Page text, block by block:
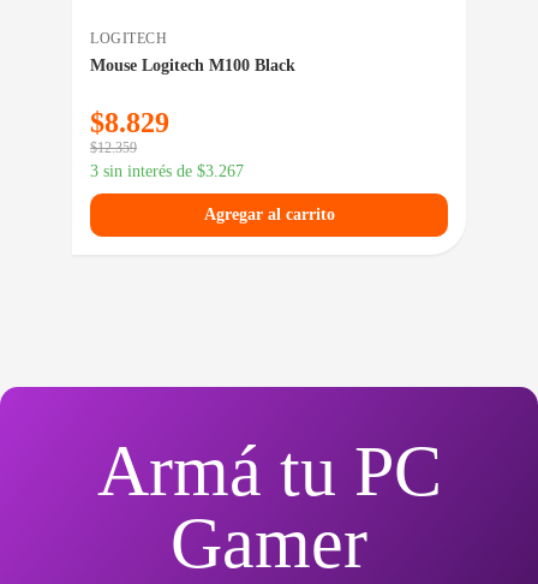
LOGITECH
Mouse Logitech M100 Black
$8.829
$12.359
3 sin interés de $3.267
Agregar al carrito
Armá tu PC
Gamer